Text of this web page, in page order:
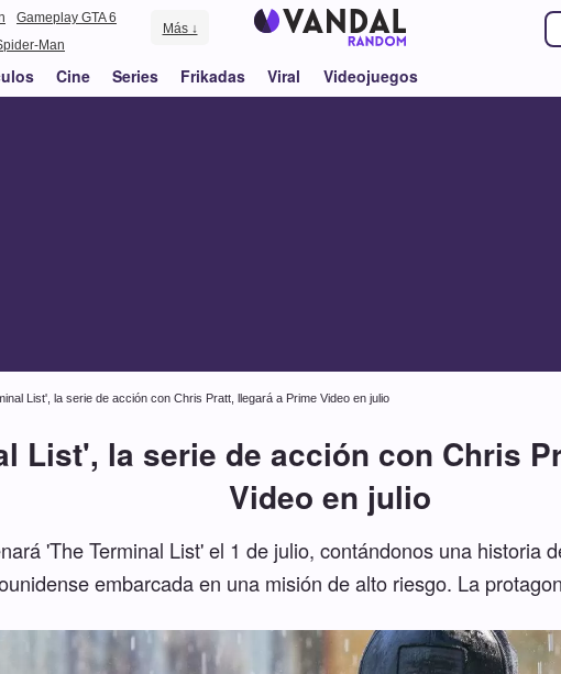
Gameplay GTA 6
Man
Más ↓
Cine Series Frikadas Viral Videojuegos
List', la serie de acción con Chris Pratt, llegará a Prime Video en julio
List', la serie de acción con Chris
Video en julio
'The Terminal List' el 1 de julio, contándonos una historia
embarcada en una misión de alto riesgo. La